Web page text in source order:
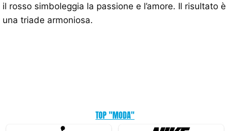
il rosso simboleggia la passione e l’amore. Il risultato è
una triade armoniosa.
TOP "MODA"